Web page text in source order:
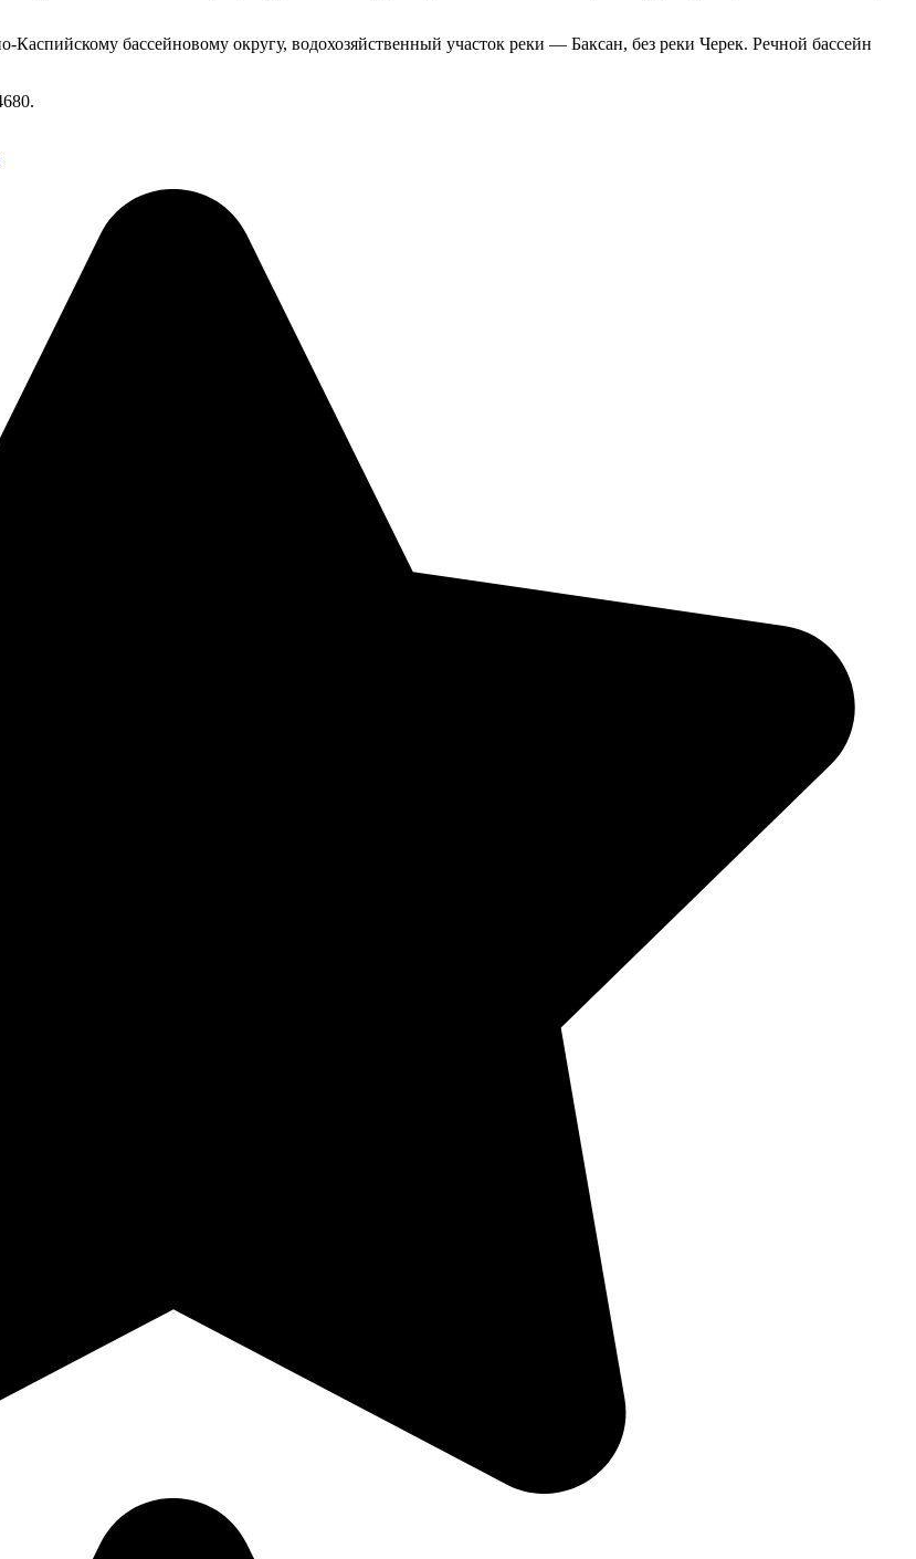
Каспийскому бассейновому округу, водохозяйственный участок реки — Баксан, без реки Черек. Речной бассейн